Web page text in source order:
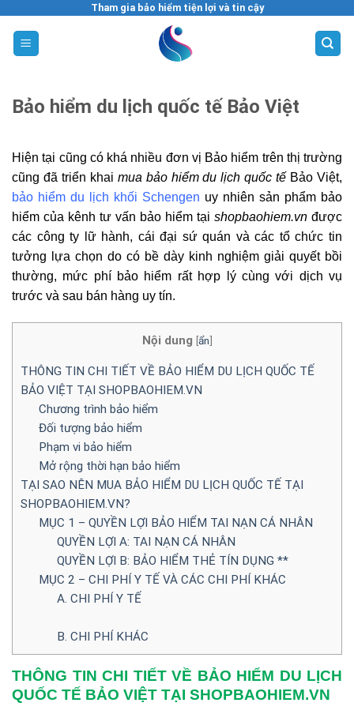
content
Tham gia bảo hiểm tiện lợi và tin cậy
Bảo hiểm du lịch quốc tế Bảo Việt
Hiện tại cũng có khá nhiều đơn vị Bảo hiểm trên thị trường
cũng đã triển khai mua bảo hiểm du lịch quốc tế Bảo Việt,
bảo hiểm du lịch khối Schengen uy nhiên sản phẩm bảo
hiểm của kênh tư vấn bảo hiểm tại shopbaohiem.vn được
các công ty lữ hành, cái đại sứ quán và các tổ chức tin
tưởng lựa chọn do có bề dày kinh nghiệm giải quyết bồi
thường, mức phí bảo hiểm rất hợp lý cùng với dịch vụ
trước và sau bán hàng uy tín.
Nội dung [ẩn]
THÔNG TIN CHI TIẾT VỀ BẢO HIỂM DU LỊCH QUỐC TẾ
BẢO VIỆT TẠI SHOPBAOHIEM.VN
Chương trình bảo hiểm
Đối tượng bảo hiểm
Phạm vi bảo hiểm
Mở rộng thời hạn bảo hiểm
TẠI SAO NÊN MUA BẢO HIỂM DU LỊCH QUỐC TẾ TẠI
SHOPBAOHIEM.VN?
MỤC 1 – QUYỀN LỢI BẢO HIỂM TAI NẠN CÁ NHÂN
QUYỀN LỢI A: TAI NẠN CÁ NHÂN
QUYỀN LỢI B: BẢO HIỂM THẺ TÍN DỤNG **
MỤC 2 – CHI PHÍ Y TẾ VÀ CÁC CHI PHÍ KHÁC
A. CHI PHÍ Y TẾ
B. CHI PHÍ KHÁC
THÔNG TIN CHI TIẾT VỀ BẢO HIỂM DU LỊCH
QUỐC TẾ BẢO VIỆT TẠI SHOPBAOHIEM.VN